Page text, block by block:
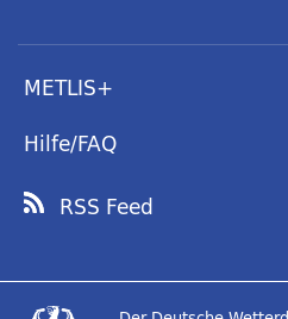
METLIS+
Hilfe/FAQ
RSS Feed